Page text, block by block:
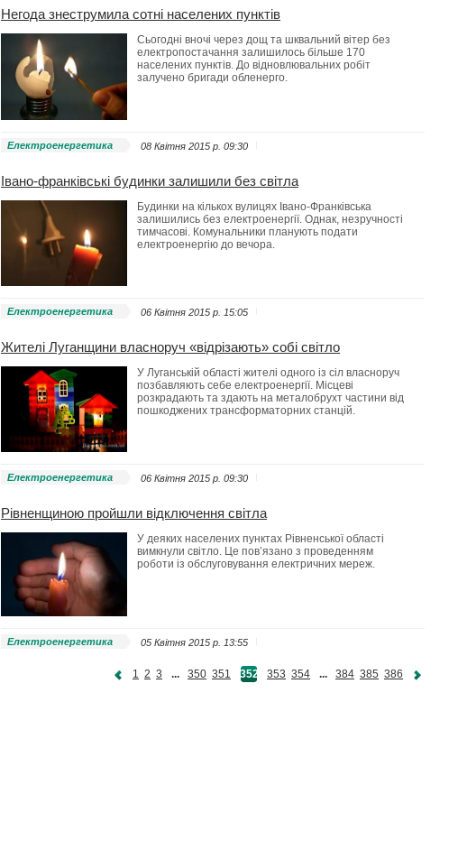
Негода знеструмила сотні населених пунктів
Сьогодні вночі через дощ та шквальний вітер без
електропостачання залишилось більше 170
населених пунктів. До відновлювальних робіт
залучено бригади обленерго.
Електроенергетика 08 Квітня 2015 p. 09:30
Івано-франківські будинки залишили без світла
Будинки на кількох вулицях Івано-Франківська
залишились без електроенергії. Однак, незручності
тимчасові. Комунальники планують подати
електроенергію до вечора.
Електроенергетика 06 Квітня 2015 p. 15:05
Жителі Луганщини власноруч «відрізають» собі світло
У Луганській області жителі одного із сіл власноруч
позбавляють себе електроенергії. Місцеві
розкрадають та здають на металобрухт частини від
пошкоджених трансформаторних станцій.
Електроенергетика 06 Квітня 2015 p. 09:30
Рівненщиною пройшли відключення світла
У деяких населених пунктах Рівненської області
вимкнули світло. Це пов’язано з проведенням
роботи із обслуговування електричних мереж.
Електроенергетика 05 Квітня 2015 p. 13:55
1 2 3 ... 350 351 352 353 354 ... 384 385 386